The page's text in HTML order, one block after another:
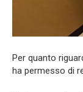
Per quanto
ha permesso di